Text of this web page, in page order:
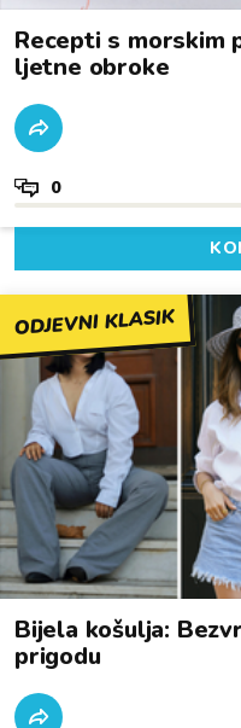
Recepti s morskim
ljetne obroke
0
ODJEVNI KLASIK
Bijela košulja:
prigodu